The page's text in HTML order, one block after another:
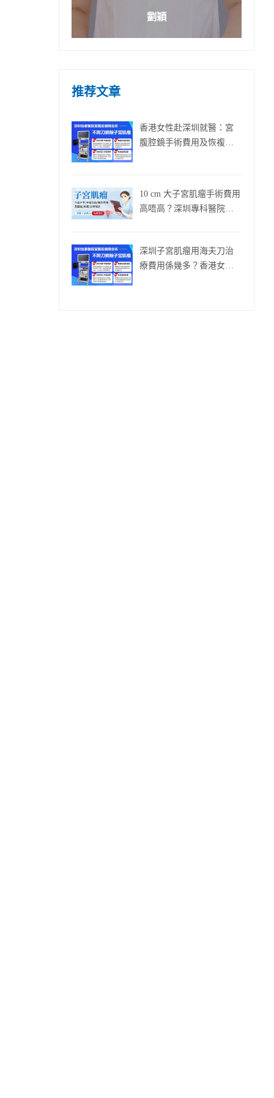
劉穎
推荐文章
香港女性赴深圳就醫：宮
腹腔鏡手術費用及恢複周
10 cm 大子宮肌瘤手術費用
高唔高？深圳專科醫院為
深圳子宮肌瘤用海夫刀治
療費用係幾多？香港女士